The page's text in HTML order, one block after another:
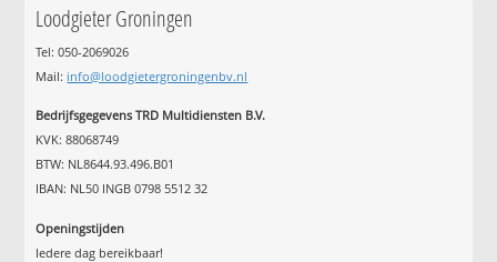
Loodgieter Groningen
Tel: 050-2069026
Mail: info@loodgietergroningenbv.nl
Bedrijfsgegevens TRD Multidiensten B.V.
KVK: 88068749
BTW: NL8644.93.496.B01
IBAN: NL50 INGB 0798 5512 32
Openingstijden
Iedere dag bereikbaar!